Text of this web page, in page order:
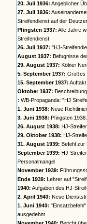
20. Juli 1936: Angeblicher
27. Juli 1936:
Streifendienst auf der
Pfingsten 1937: Alle Jahre
Streifendienst
26. Juli 1937: "HJ-
August 1937: Befugnisse
29. August 1937: Kölner
5. September 1937: Großes
15. September 1937:
Oktober 1937:
: WB-Propaganda: "HJ
1. Juni 1938: Neue
3. Juni 1938: Pfingsten
26. August 1938: HJ-
29. Oktober 1938: HJ-
31. August 1939: Befehl zur
September 1939: HJ-
Personalmangel
November 1939:
Ende 1939: Lehrer auf
1940: Aufgaben des HJ-
2. April 1940: Neue
1. Juni 1940:
ausgedehnt